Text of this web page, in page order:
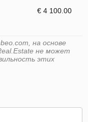
€ 4 100.00
на основе
не может
этих